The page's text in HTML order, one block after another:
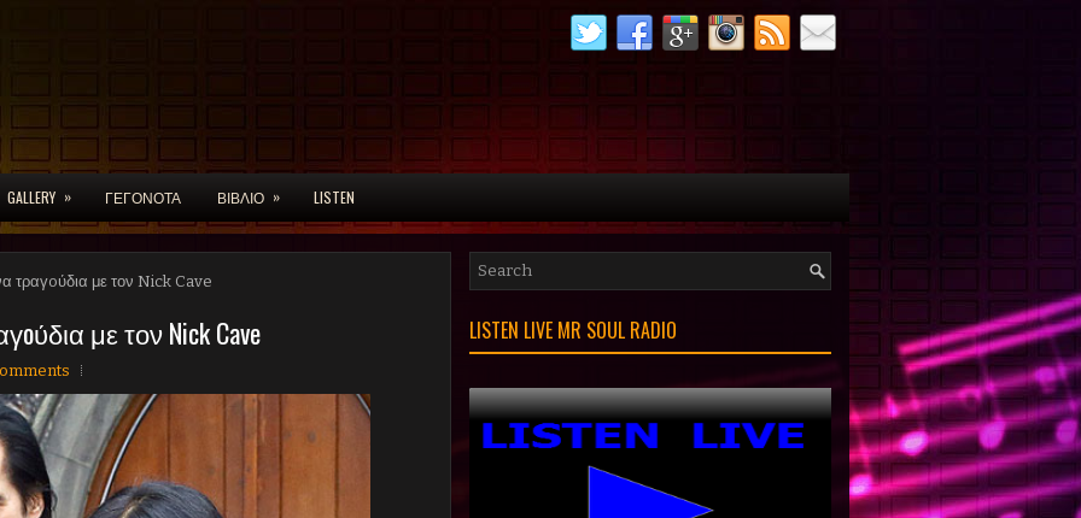
GALLERY » ΓΕΓΟΝΟΤΑ ΒΙΒΛΙΟ » LISTEN
τραγoύδια με τον Nick Cave
με τον Nick Cave LISTEN LIVE MR SOUL RADIO